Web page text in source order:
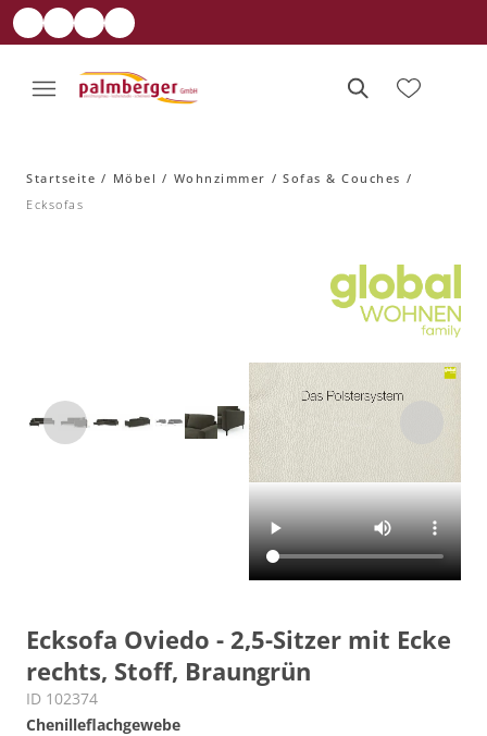
Startseite Möbel Wohnzimmer
Sofas & Couches
Ecksofas
Ecksofa Oviedo - 2,5-Sitzer mit Ecke
rechts, Stoff, Braungrün
ID 102374
Chenilleflachgewebe